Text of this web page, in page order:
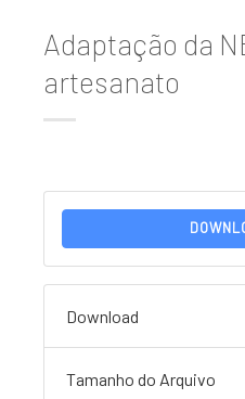
Adaptação da
artesanato
Download
Tamanho do Arquivo